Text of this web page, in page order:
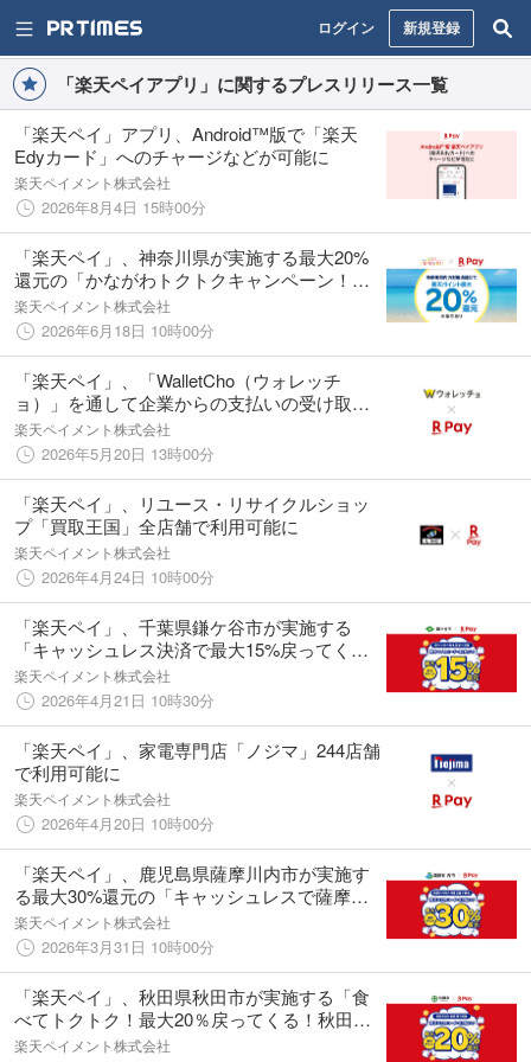
ログイン 新規登録
「楽天ペイアプリ」に関するプレスリリース一覧
「楽天ペイ」アプリ、Android™版で「楽天
Edyカード」へのチャージなどが可能に
楽天ペイメント株式会社
2026年8月4日 15時00分
「楽天ペイ」、神奈川県が実施する最大20%
還元の「かながわトクトクキャンペーン！
『かなトク！』」に参加
楽天ペイメント株式会社
2026年6月18日 10時00分
「楽天ペイ」、「WalletCho（ウォレッチ
ョ）」を通して企業からの支払いの受け取り
方法として対応可能に
楽天ペイメント株式会社
2026年5月20日 13時00分
「楽天ペイ」、リユース・リサイクルショッ
プ「買取王国」全店舗で利用可能に
楽天ペイメント株式会社
2026年4月24日 10時00分
「楽天ペイ」、千葉県鎌ケ谷市が実施する
「キャッシュレス決済で最大15%戻ってくる
キャンペーン」に参加
楽天ペイメント株式会社
2026年4月21日 10時30分
「楽天ペイ」、家電専門店「ノジマ」244店舗
で利用可能に
楽天ペイメント株式会社
2026年4月20日 10時00分
「楽天ペイ」、鹿児島県薩摩川内市が実施す
る最大30%還元の「キャッシュレスで薩摩川
内市を応援しよう！」キャンペーンに参加
楽天ペイメント株式会社
2026年3月31日 10時00分
「楽天ペイ」、秋田県秋田市が実施する「食
べてトクトク！最大20％戻ってくる！秋田市
キャッシュレスキャンペーン！」に参加
楽天ペイメント株式会社